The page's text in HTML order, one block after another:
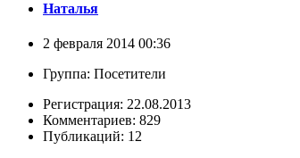
Наталья
2 февраля 2014 00:36
Группа: Посетители
Регистрация: 22.08.2013
Комментариев: 829
Публикаций: 12